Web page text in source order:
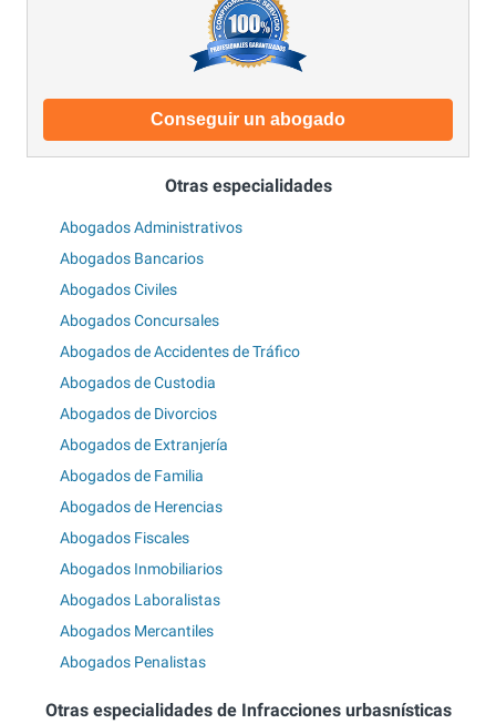
Conseguir un abogado
Otras especialidades
Abogados Administrativos
Abogados Bancarios
Abogados Civiles
Abogados Concursales
Abogados de Accidentes de Tráfico
Abogados de Custodia
Abogados de Divorcios
Abogados de Extranjería
Abogados de Familia
Abogados de Herencias
Abogados Fiscales
Abogados Inmobiliarios
Abogados Laboralistas
Abogados Mercantiles
Abogados Penalistas
Otras especialidades de Infracciones urbasnísticas